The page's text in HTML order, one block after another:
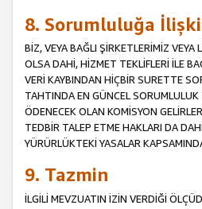
8. Sorumluluğa
BİZ, VEYA BAĞLI ŞİRKETLERİMİZ
OLSA DAHİ, HİZMET TEKLİFLERİ İLE
VERİ KAYBINDAN HİÇBİR SURETTE
TAHTINDA EN GÜNCEL SORUMLULUK
ÖDENECEK OLAN KOMİSYON
TEDBİR TALEP ETME HAKLARI DA
YÜRÜRLÜKTEKİ YASALAR
9. Tazmin
İLGİLİ MEVZUATIN İZİN VERDİĞİ